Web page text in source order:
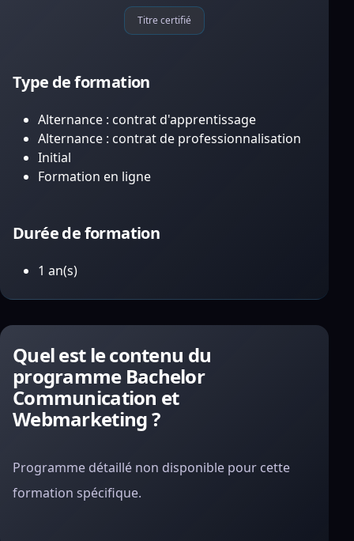
Titre certifié
Type de formation
Alternance : contrat d'apprentissage
Alternance : contrat de professionnalisation
Initial
Formation en ligne
Durée de formation
1 an(s)
Quel est le contenu du
programme Bachelor
Communication et
Webmarketing ?
Programme détaillé non disponible pour cette
formation spécifique.